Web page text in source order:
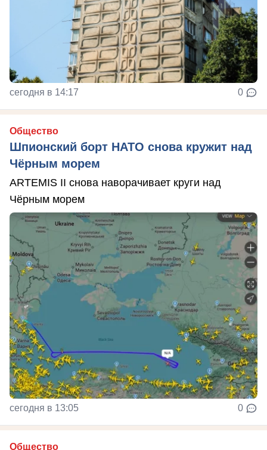
сегодня в 14:17 0
Общество
Шпионский борт НАТО снова кружит над
Чёрным морем
ARTEMIS II снова наворачивает круги над
Чёрным морем
сегодня в 13:05 0
Общество